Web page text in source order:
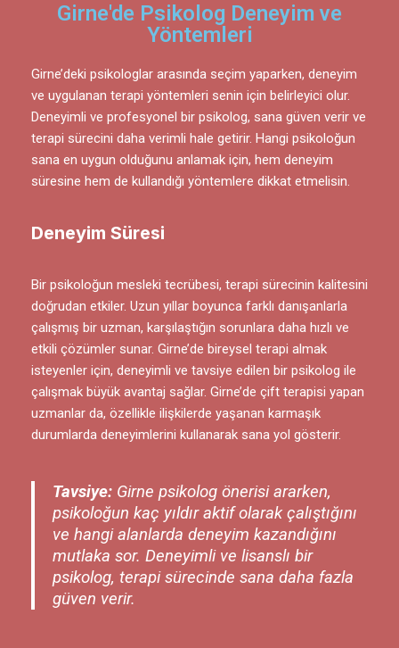
Girne'de Psikolog Deneyim ve
Yöntemleri
Girne’deki psikologlar arasında seçim yaparken, deneyim
ve uygulanan terapi yöntemleri senin için belirleyici olur.
Deneyimli ve profesyonel bir psikolog, sana güven verir ve
terapi sürecini daha verimli hale getirir. Hangi psikoloğun
sana en uygun olduğunu anlamak için, hem deneyim
süresine hem de kullandığı yöntemlere dikkat etmelisin.
Deneyim Süresi
Bir psikoloğun mesleki tecrübesi, terapi sürecinin kalitesini
doğrudan etkiler. Uzun yıllar boyunca farklı danışanlarla
çalışmış bir uzman, karşılaştığın sorunlara daha hızlı ve
etkili çözümler sunar. Girne’de bireysel terapi almak
isteyenler için, deneyimli ve tavsiye edilen bir psikolog ile
çalışmak büyük avantaj sağlar. Girne’de çift terapisi yapan
uzmanlar da, özellikle ilişkilerde yaşanan karmaşık
durumlarda deneyimlerini kullanarak sana yol gösterir.
Tavsiye: Girne psikolog önerisi ararken,
psikoloğun kaç yıldır aktif olarak çalıştığını
ve hangi alanlarda deneyim kazandığını
mutlaka sor. Deneyimli ve lisanslı bir
psikolog, terapi sürecinde sana daha fazla
güven verir.